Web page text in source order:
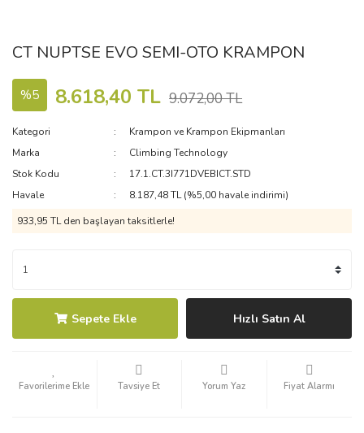
CT NUPTSE EVO SEMI-OTO KRAMPON
%5 8.618,40 TL 9.072,00 TL
Kategori
Krampon ve Krampon Ekipmanları
Marka
Climbing Technology
Stok Kodu
17.1.CT.3I771DVEBICT.STD
Havale
8.187,48 TL (%5,00 havale indirimi)
933,95 TL den başlayan taksitlerle!
Sepete Ekle Hızlı Satın Al
Tavsiye Et Yorum Yaz Fiyat Alarmı